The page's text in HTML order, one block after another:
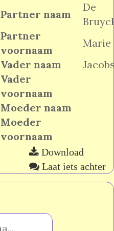
Partner naam
De
Partner
voornaam
Marie
Vader naam
Vader
voornaam
Moeder naam
Moeder
voornaam
Download
Laat iets achter